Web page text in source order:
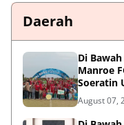
Daerah
Di
Manroe
Soeratin
August 07,